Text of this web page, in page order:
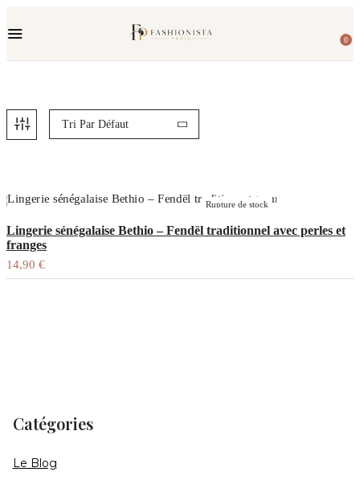
0
Tri Par Défaut
Rupture de stock
Lingerie sénégalaise Bethio – Fendël traditionnel avec perles et
franges
14,90 €
Catégories
Le Blog
Fermeture annuelle du 17 juillet 16h au 12 août. L'ajout au
panier est indisponible et aucune commande ni remise
en main propre ne sera possible durant cette période.